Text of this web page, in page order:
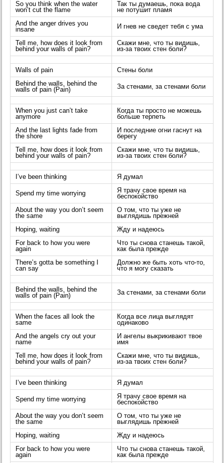
So you think when the water
won’t cut the flame
Так ты думаешь, пока вода
не потушит пламя
And the anger drives you
insane
И гнев не сведет тебя с ума
Tell me, how doеs it look from
behind your walls of pain?
Скажи мне, что ты видишь,
из-за твоих стен боли?
Walls of pain
Стены боли
Behind the walls, bеhind the
walls of pain (Pain)
За стенами, за стенами боли
When you just can’t take
anymore
Когда ты просто не можешь
больше терпеть
And the last lights fade from
the shore
И последние огни гаснут на
берегу
Tell me, how does it look from
behind your walls of pain?
Скажи мне, что ты видишь,
из-за твоих стен боли?
I’ve been thinking Я думал
Spend my time worrying
Я трачу свое время на
беспокойство
About the way you don’t seem
the same
О том, что ты уже не
выглядишь прежней
Hoping, waiting
Жду и надеюсь
For back to how you were
again
Что ты снова станешь такой,
как была прежде
There’s gotta be something I
can say
Должно же быть хоть что-то,
что я могу сказать
Behind the walls, behind the
walls of pain (Pain)
За стенами, за стенами боли
When the faces all look the
same
Когда все лица выглядят
одинаково
And the angels cry out your
name
И ангелы выкрикивают твое
имя
Tell me, how does it look from
behind your walls of pain?
Скажи мне, что ты видишь,
из-за твоих стен боли?
I’ve been thinking Я думал
Spend my time worrying
Я трачу свое время на
беспокойство
About the way you don’t seem
the same
О том, что ты уже не
выглядишь прежней
Hoping, waiting
Жду и надеюсь
For back to how you were
again
Что ты снова станешь такой,
как была прежде